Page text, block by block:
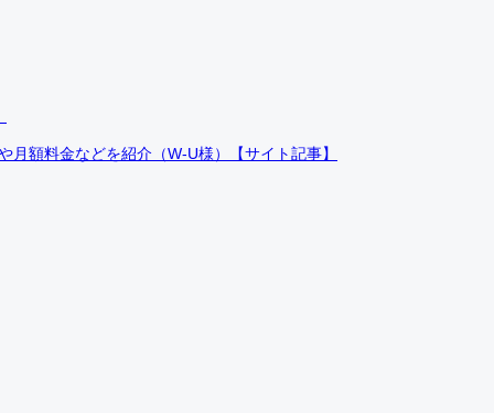
額料金などを紹介（W-U様）【サイト記事】